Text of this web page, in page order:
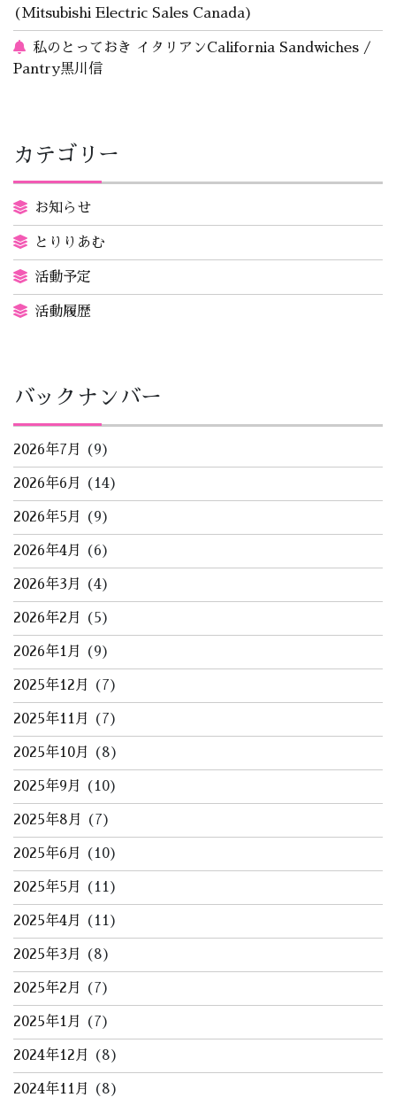
(Mitsubishi Electric Sales Canada)
私のとっておき イタリアンCalifornia Sandwiches /
Pantry黒川信
カテゴリー
お知らせ
とりりあむ
活動予定
活動履歴
バックナンバー
2026年7月 (9)
2026年6月 (14)
2026年5月 (9)
2026年4月 (6)
2026年3月 (4)
2026年2月 (5)
2026年1月 (9)
2025年12月 (7)
2025年11月 (7)
2025年10月 (8)
2025年9月 (10)
2025年8月 (7)
2025年6月 (10)
2025年5月 (11)
2025年4月 (11)
2025年3月 (8)
2025年2月 (7)
2025年1月 (7)
2024年12月 (8)
2024年11月 (8)